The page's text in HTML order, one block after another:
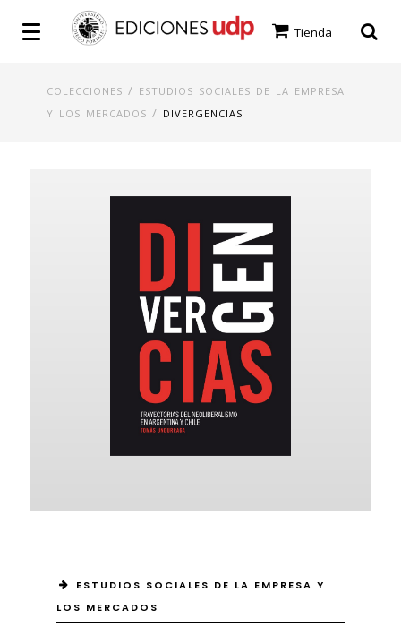
Tienda
COLECCIONES / ESTUDIOS SOCIALES DE LA EMPRESA
Y LOS MERCADOS / DIVERGENCIAS
ESTUDIOS SOCIALES DE LA EMPRESA Y
LOS MERCADOS